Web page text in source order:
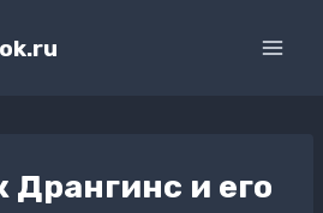
Дрангинс и его